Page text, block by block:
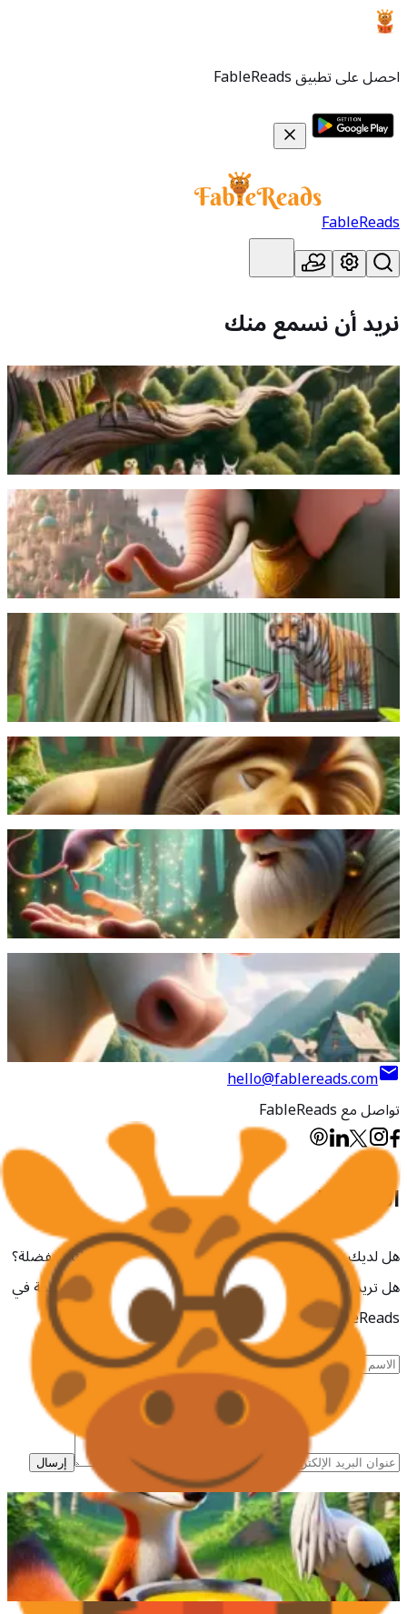
احصل على تطبيق FableReads
FableReads
نريد أن نسمعمنك
حذرت بومة حكيمة الطيور من البذور التي قد تصبح أشجارًا للصقور،
لكنهم تجاهلوا تحذيرها، مما أدى إلى مشكلاتهم.
اقرأ المزيد
الفيل المفضل لدى الملك وكلب صغير يصبحان أصدقاء، ينفصلان
فجأة، لكن الملك يجمعهما من جديد ويعيشان بسعادة.
براهِم يُحرِّر نمِرًا محبوسًا ينكُث بوعده، لكن بفضل ذكاء ابن آوى يتمكن
من التفوق عليه.
اقرأ المزيد
الأسد يعفو عن الفأر، ولاحقًا ينقذ الفأر الأسد من الفخ.
اقرأ المزيد
حوّل قديس فأرًا إلى فتاة، رباها بحب، لكنها اختارت الزواج من فأر
وعادت فأرًا.
اقرأ المزيد
يخطو الثور بالخطأ على ذيل فأر، فيحاول الفأر الانتقام، لكنه يدرك أن
الشجار بلا فائدة.
اقرأ المزيد
hello@fablereads.com
تواصل مع FableReads
اتصل بنا
هل لديك سؤال؟ فكرة لتحسين الموقع؟ هل تفتقد حكاياتك المفضلة؟
هل تريد المساعدة في قراءة الحكايات بلغتك؟ هل تريد المساهمة في
FableReads بطريقة أخرى؟ يرجى الاتصال بنا اليوم.
إرسال
ثعلبة ذكية تخدع اللقلق بصحن مسطح، ولكن اللقلق ينتقم منها
بتقديم الطعام في إناء طويل، تاركًا الثعلبة جائعة.
اقرأ المزيد